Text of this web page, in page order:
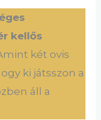
kellős
két ovis
ki játsszon a
áll a